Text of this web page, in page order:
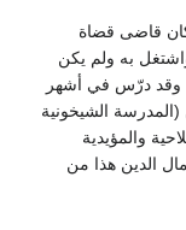
قاضى قضاة
به ولم يكن
وقد درّس في أشهر
الشيخونية
والمؤيدية
الدين هذا من